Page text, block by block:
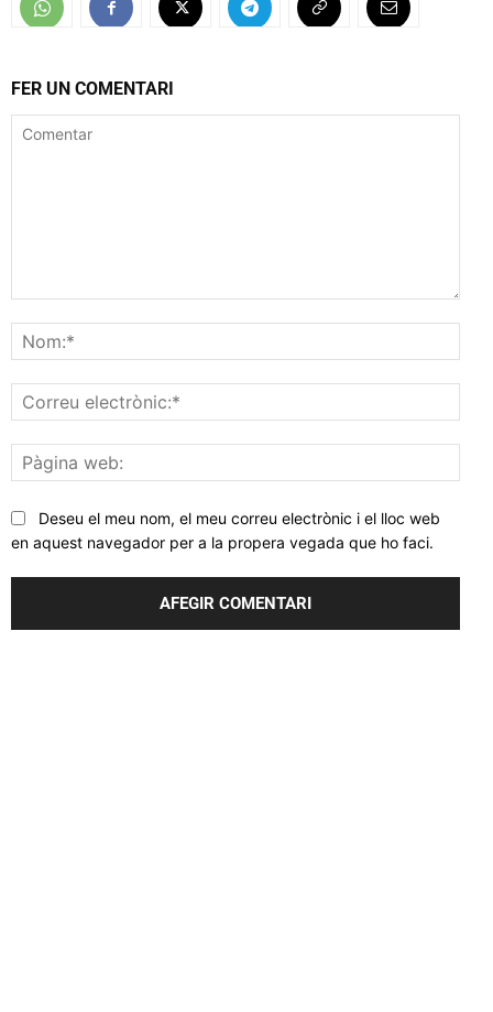
FER UN COMENTARI
web:
Deseu el meu nom, el meu correu electrònic i el lloc web
en aquest navegador per a la propera vegada que ho faci.